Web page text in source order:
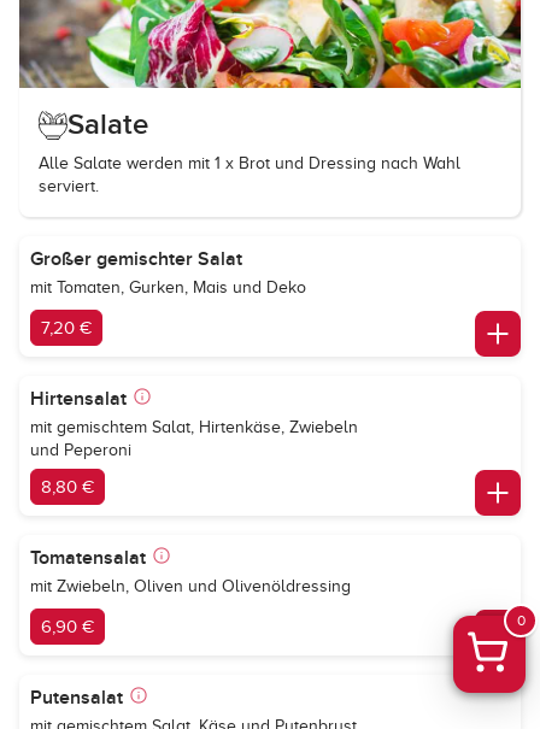
Salate
Alle Salate werden mit 1 x Brot und Dressing nach Wahl
serviert.
Großer gemischter Salat
mit Tomaten, Gurken, Mais und Deko
7,20 €
Hirtensalat
mit gemischtem Salat, Hirtenkäse, Zwiebeln
und Peperoni
8,80 €
Tomatensalat
mit Zwiebeln, Oliven und Olivenöldressing
6,90 €
Putensalat
0